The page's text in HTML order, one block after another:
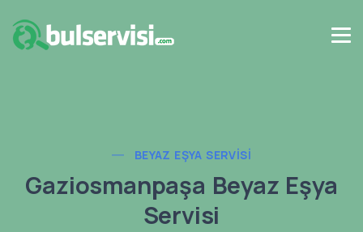
BEYAZ EŞYA SERVISI
Gaziosmanpaşa Beyaz Eşya
Servisi